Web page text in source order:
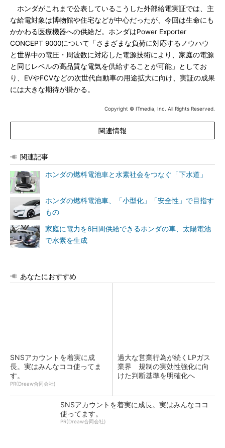
ホンダがこれまで公表しているこうした外部給電実証では、主
な給電対象は博物館や住宅などが中心だったが、今回は生命にも
かかわる医療機器への供給だ。ホンダはPower Exporter
CONCEPT 9000について「さまざまな負荷に対応するノウハウ
と世界中の電圧・周波数に対応した電源技術により、家庭の電源
と同じレベルの高品質な電気を供給することが可能」としてお
り、EVやFCVなどの次世代自動車の用途拡大に向け、実証の成果
には大きな期待が掛かる。
Copyright © ITmedia, Inc. All Rights Reserved.
関連情報
関連記事
ホンダの燃料電池車と水素社会をつなぐ「下水道」
ホンダの燃料電池車、「小型化」「安全性」で目指す
もの
家庭に電力を6日間供給できるホンダの車、太陽電池
で水素を生成
あなたにおすすめ
SNSアカウントを着実に成
長。実はみんなココ使ってま
す。
PR(Dreaw合同会社)
過大な営業行為が続くLPガス
業界 規制の実効性強化に向
けた判断基準を明確化へ
SNSアカウントを着実に成長。実はみんなココ
使ってます。
PR(Dreaw合同会社)